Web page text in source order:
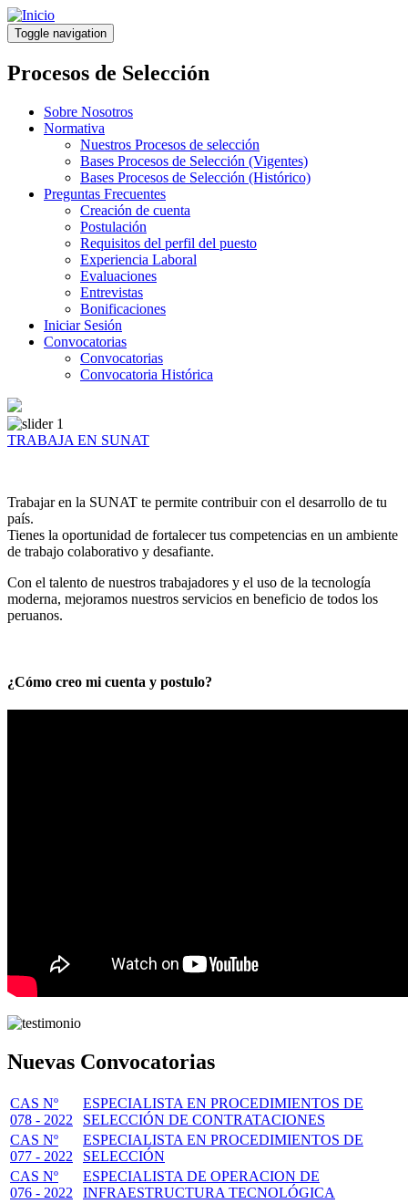
Pasar
al
contenido
principal
Toggle navigation
Procesos de Selección
Sobre Nosotros
Normativa
Nuestros Procesos de selección
Bases Procesos de Selección (Vigentes)
Bases Procesos de Selección (Histórico)
Preguntas Frecuentes
Creación de cuenta
Postulación
Requisitos del perfil del puesto
Experiencia Laboral
Evaluaciones
Entrevistas
Bonificaciones
Iniciar Sesión
Convocatorias
Convocatorias
Convocatoria Histórica
TRABAJA EN SUNAT
Trabajar en la SUNAT te permite contribuir con el desarrollo de tu
país.
Tienes la oportunidad de fortalecer tus competencias en un ambiente
de trabajo colaborativo y desafiante.
Con el talento de nuestros trabajadores y el uso de la tecnología
moderna, mejoramos nuestros servicios en beneficio de todos los
peruanos.
¿Cómo creo mi cuenta y postulo?
Nuevas Convocatorias
CAS Nº
078 - 2022
ESPECIALISTA EN PROCEDIMIENTOS DE
SELECCIÓN DE CONTRATACIONES
CAS Nº
077 - 2022
ESPECIALISTA EN PROCEDIMIENTOS DE
SELECCIÓN
CAS Nº
076 - 2022
ESPECIALISTA DE OPERACION DE
INFRAESTRUCTURA TECNOLÓGICA